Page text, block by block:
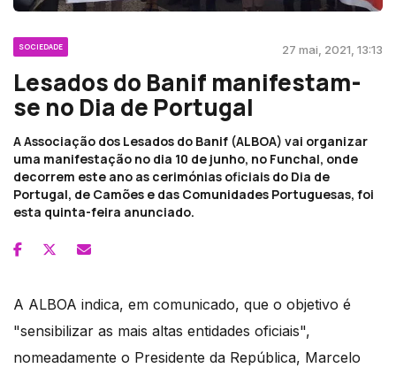
SOCIEDADE 27 mai, 2021, 13:13
Lesados do Banif manifestam-
se no Dia de Portugal
A Associação dos Lesados do Banif (ALBOA) vai organizar
uma manifestação no dia 10 de junho, no Funchal, onde
decorrem este ano as cerimónias oficiais do Dia de
Portugal, de Camões e das Comunidades Portuguesas, foi
esta quinta-feira anunciado.
A ALBOA indica, em comunicado, que o objetivo é
"sensibilizar as mais altas entidades oficiais",
nomeadamente o Presidente da República, Marcelo